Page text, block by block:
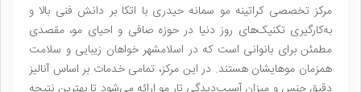
مرکز تخصصی کراتینه مو سمانه حیدری با اتکا بر دانش فنی بالا و
به‌کارگیری تکنیک‌های روز دنیا در حوزه صافی و احیای مو، مقصدی
مطمئن برای بانوانی است که در اسلامشهر خواهان زیبایی و سلامت
همزمان موهایشان هستند. در این مرکز، تمامی خدمات بر اساس آنالیز